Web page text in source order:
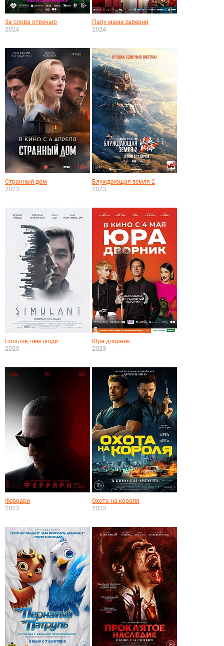
За слова отвечаю
2024
Папу маме заверни
2024
Странный дом
2023
Блуждающая земля 2
2023
Больше, чем люди
2023
Юра дворник
2023
Феррари
2023
Охота на короля
2023